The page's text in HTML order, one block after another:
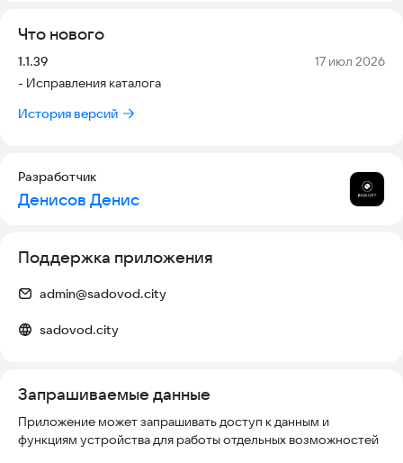
Что нового
Версия:
1.1.39 Дата:
17 июл 2026
- Исправления каталога
История версий
Разработчик
Денисов Денис
Поддержка приложения
admin@sadovod.city
sadovod.city
Запрашиваемые данные
Приложение может запрашивать доступ к данным и
функциям устройства для работы отдельных возможностей